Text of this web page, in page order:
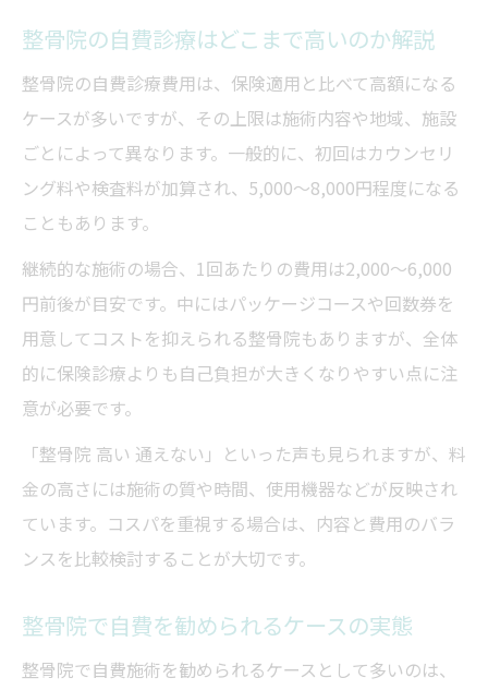
整骨院の自費診療はどこまで高いのか解説
整骨院の自費診療費用は、保険適用と比べて高額になる
ケースが多いですが、その上限は施術内容や地域、施設
ごとによって異なります。一般的に、初回はカウンセリ
ング料や検査料が加算され、5,000～8,000円程度になる
こともあります。
継続的な施術の場合、1回あたりの費用は2,000～6,000
円前後が目安です。中にはパッケージコースや回数券を
用意してコストを抑えられる整骨院もありますが、全体
的に保険診療よりも自己負担が大きくなりやすい点に注
意が必要です。
「整骨院 高い 通えない」といった声も見られますが、料
金の高さには施術の質や時間、使用機器などが反映され
ています。コスパを重視する場合は、内容と費用のバラ
ンスを比較検討することが大切です。
整骨院で自費を勧められるケースの実態
整骨院で自費施術を勧められるケースとして多いのは、